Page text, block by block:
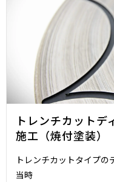
トレンチカットデ
施工（焼付塗装）
トレンチカットタイプの
当時